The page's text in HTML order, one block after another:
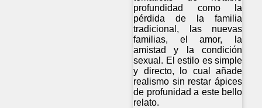
profundidad como la
pérdida de la familia
tradicional, las nuevas
familias, el amor, la
amistad y la condición
sexual. El estilo es simple
y directo, lo cual añade
realismo sin restar ápices
de profunidad a este bello
relato.